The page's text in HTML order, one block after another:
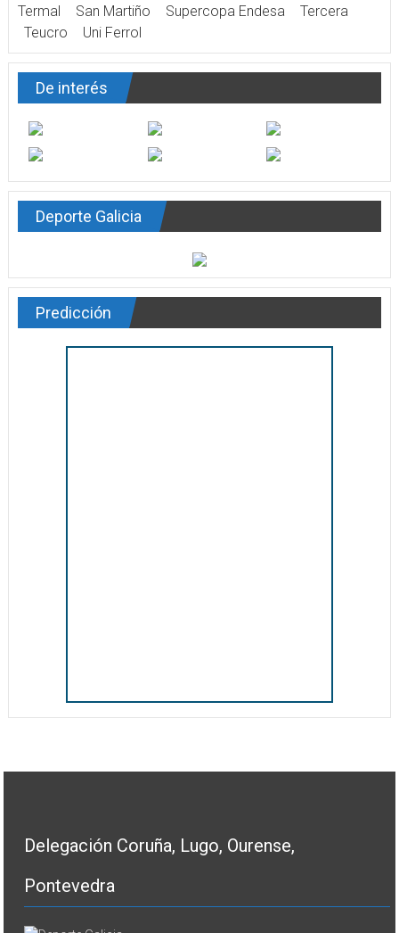
Termal
San Martiño Supercopa Endesa
Tercera
Teucro
Uni Ferrol
De interés
Deporte Galicia
Predicción
Delegación Coruña, Lugo, Ourense,
Pontevedra